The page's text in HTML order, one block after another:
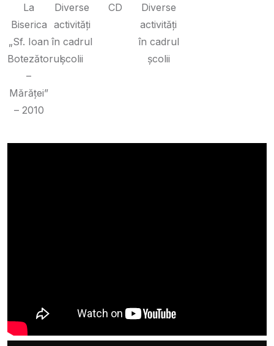
La
Biserica
„Sf. Ioan
Botezătorul
–
Mărăței”
– 2010
Diverse
activități
în cadrul
școlii
CD
Diverse
activități
în cadrul
școlii